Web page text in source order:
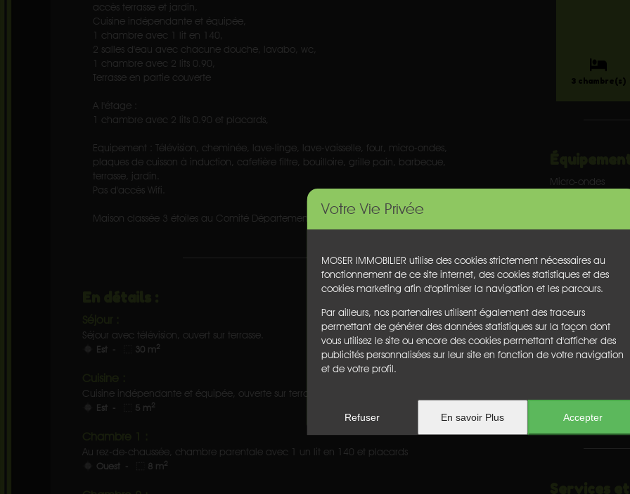
Votre Vie Privée
MOSER IMMOBILIER utilise des cookies strictement nécessaires au
fonctionnement de ce site internet, des cookies statistiques et des
cookies marketing afin d'optimiser la navigation et les parcours.
Par ailleurs, nos partenaires utilisent également des traceurs
permettant de générer des données statistiques sur la façon dont
vous utilisez le site ou encore des cookies permettant d'afficher des
publicités personnalisées sur leur site en fonction de votre navigation
et de votre profil.
Refuser En savoir Plus Accepter
accès terrasse et jardin,
Cuisine indépendante et équipée,
1 chambre avec 1 lit en 140,
2 salles d'eau avec chacune douche, lavabo, wc,
1 chambre avec 2 lits 0.90,
Terrasse en partie couverte
A l'étage :
1 chambre avec 2 lits 0.90 et placards,
Equipement : Télévision, cheminée, lave-linge, lave-vaisselle, four, micro-ondes,
plaques de cuisson à induction, cafetière filtre, bouilloire, grille pain, barbecue,
terrasse, jardin.
Pas d'accès Wifi.
Maison classée 3 étoiles au Comité Départemental du Tourisme des Landes
Séjour avec télévision, ouvert sur terrasse.
Est -
30 m2
Cuisine indépendante et équipée, ouverte sur terrasse couverte
Est -
5 m2
Au rez-de-chaussée, chambre parentale avec 1 un lit en 140 et placards
Ouest -
8 m2
3 chambre(s)
Micro-ondes
Douche extérieure
Jardin
Plaques à
Terrasse
Surface terrain :